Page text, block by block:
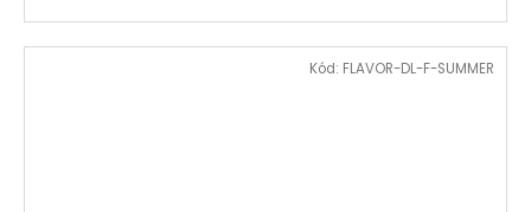
Kód: FLAVOR-DL-F-SUMMER